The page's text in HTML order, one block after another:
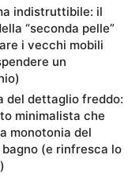
indistruttibile: il
“seconda pelle”
i vecchi mobili
un
del dettaglio freddo:
minimalista che
monotonia del
(e rinfresca lo